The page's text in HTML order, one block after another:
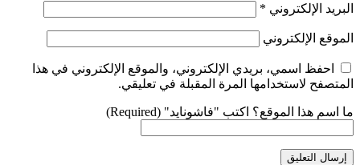
البريد الإلكتروني *
الموقع الإلكتروني
احفظ اسمي، بريدي الإلكتروني، والموقع الإلكتروني في هذا
المتصفح لاستخدامها المرة المقبلة في تعليقي.
ما اسم هذا الموقع؟ اكتب "فاشونايد" (Required)